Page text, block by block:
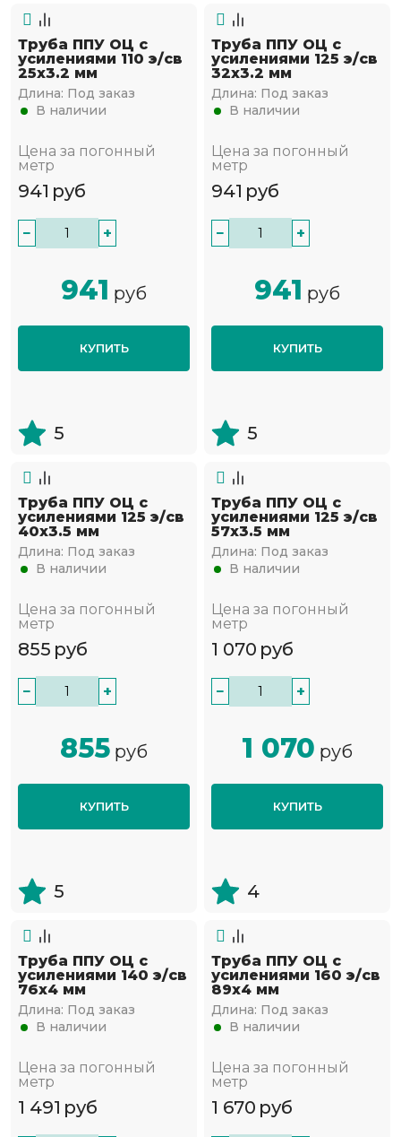
Труба ППУ ОЦ с
усилениями 110 э/св
25х3.2 мм
Длина: Под заказ
В наличии
Цена за погонный
метр
941 руб
− +
941 руб
КУПИТЬ
5
Труба ППУ ОЦ с
усилениями 125 э/св
32х3.2 мм
Длина: Под заказ
В наличии
Цена за погонный
метр
941 руб
− +
941 руб
КУПИТЬ
5
Труба ППУ ОЦ с
усилениями 125 э/св
40х3.5 мм
Длина: Под заказ
В наличии
Цена за погонный
метр
855 руб
− +
855 руб
КУПИТЬ
5
Труба ППУ ОЦ с
усилениями 125 э/св
57х3.5 мм
Длина: Под заказ
В наличии
Цена за погонный
метр
1 070 руб
− +
1 070 руб
КУПИТЬ
4
Труба ППУ ОЦ с
усилениями 140 э/св
76х4 мм
Длина: Под заказ
В наличии
Цена за погонный
метр
1 491 руб
Труба ППУ ОЦ с
усилениями 160 э/св
89х4 мм
Длина: Под заказ
В наличии
Цена за погонный
метр
1 670 руб